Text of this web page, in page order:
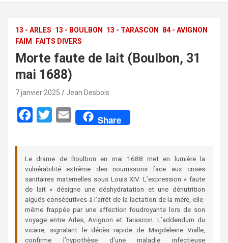
13 - ARLES 13 - BOULBON 13 - TARASCON
84 - AVIGNON
FAIM
FAITS DIVERS
Morte faute de lait (Boulbon, 31
mai 1688)
7 janvier 2025 Jean Desbois
e
b
o
o
k
t
t
e
r
E
i
l
Share
Le drame de Boulbon en mai 1688 met en lumière la
vulnérabilité extrême des nourrissons face aux crises
sanitaires maternelles sous Louis XIV. L’expression « faute
de lait » désigne une déshydratation et une dénutrition
aiguës consécutives à l’arrêt de la lactation de la mère, elle-
même frappée par une affection foudroyante lors de son
voyage entre Arles, Avignon et Tarascon. L’addendum du
vicaire, signalant le décès rapide de Magdeleine Vialle,
confirme l’hypothèse d’une maladie infectieuse